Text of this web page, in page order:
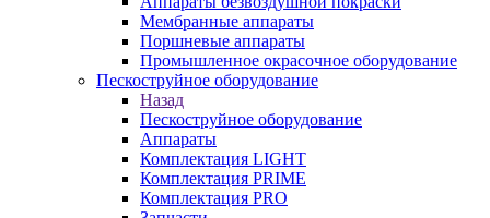
Мембранные аппараты
Поршневые аппараты
Промышленное окрасочное оборудование
Пескоструйное оборудование
Назад
Пескоструйное оборудование
Аппараты
Комплектация LIGHT
Комплектация PRIME
Комплектация PRO